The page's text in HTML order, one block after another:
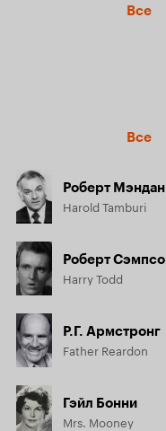
Все
Все
Роберт Мэндан
Harold Tamburi
Роберт
Harry Todd
Р.Г. Армстронг
Father Reardon
Гэйл Бонни
Mrs. Mooney